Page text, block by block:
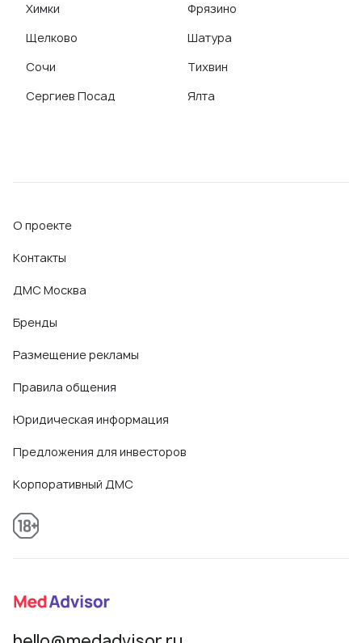
Химки
Щелково
Сочи
Сергиев Посад
Фрязино
Шатура
Тихвин
Ялта
О проекте
Контакты
ДМС Москва
Бренды
Размещение рекламы
Правила общения
Юридическая информация
Предложения для инвесторов
Корпоративный ДМС